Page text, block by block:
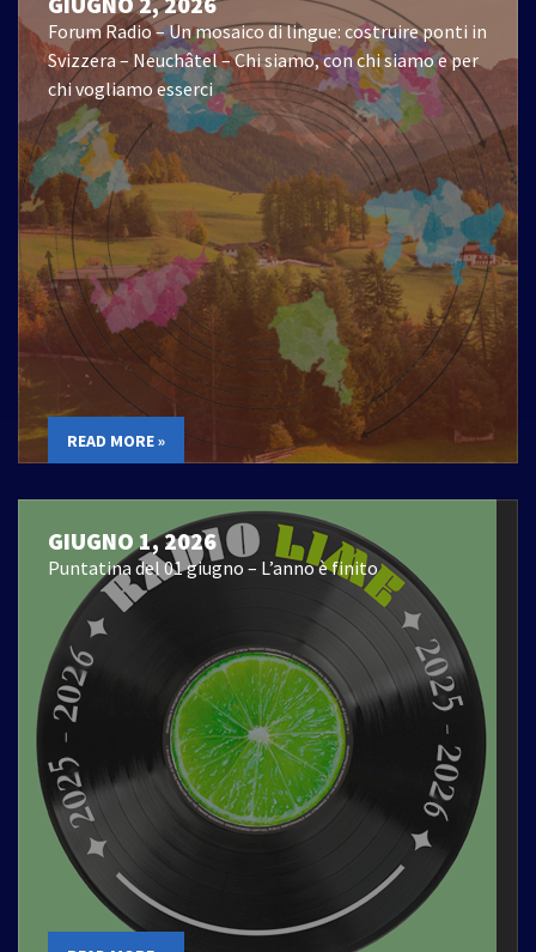
Forum Radio – Un mosaico di lingue: costruire ponti in
Svizzera – Neuchâtel – Chi siamo, con chi siamo e per
chi vogliamo esserci
READ MORE »
GIUGNO 1, 2026
Puntatina del 01 giugno – L’anno è finito